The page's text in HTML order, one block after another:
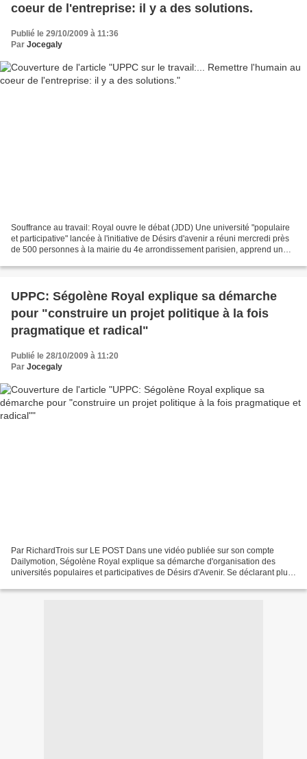
coeur de l'entreprise: il y a des solutions.
Publié le 29/10/2009 à 11:36
Par Jocegaly
Souffrance au travail: Royal ouvre le débat (JDD) Une université "populaire
et participative" lancée à l'initiative de Désirs d'avenir a réuni mercredi près
de 500 personnes à la mairie du 4e arrondissement parisien, apprend un
UPPC: Ségolène Royal explique sa démarche
pour "construire un projet politique à la fois
pragmatique et radical"
Publié le 28/10/2009 à 11:20
Par Jocegaly
Par RichardTrois sur LE POST Dans une vidéo publiée sur son compte
Dailymotion, Ségolène Royal explique sa démarche d'organisation des
universités populaires et participatives de Désirs d'Avenir. Se déclarant plus